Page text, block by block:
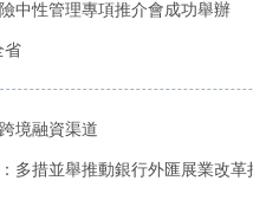
中性管理專項推介會成功舉辦
省
境融資渠道
多措並舉推動銀行外匯展業改革